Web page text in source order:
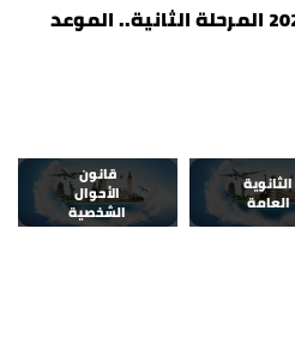
تنسيق الثانوية العامة 2026 المرحلة الثانية.. الموعد
الثانوية
العامة
قانون
الأحوال
الشخصية